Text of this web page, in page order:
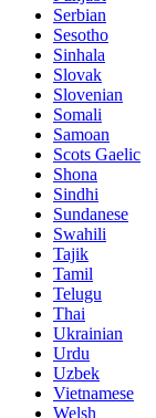
Serbian
Sesotho
Sinhala
Slovak
Slovenian
Somali
Samoan
Scots Gaelic
Shona
Sindhi
Sundanese
Swahili
Tajik
Tamil
Telugu
Thai
Ukrainian
Urdu
Uzbek
Vietnamese
Welsh